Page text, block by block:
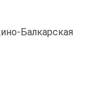
Балкарская